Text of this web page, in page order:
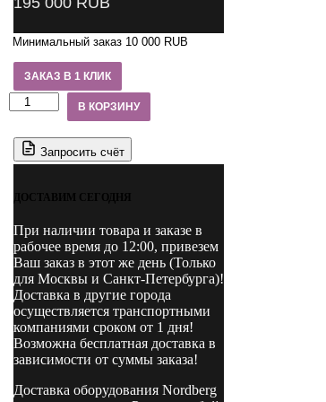
Минимальный заказ 10 000 RUB
ЗАКАЗ В 1 КЛИК
Количество
товара
4B
NORDBERG
автомобильный
с
верхней
синхронизацией
220В
H=3,6
м
В КОРЗИНУ
Запросить счёт
ДОСТАВИМ СЕГОДНЯ
При наличии товара и заказе в
рабочее время до 12:00, привезем
Ваш заказ в этот же день (Только
для Москвы и Санкт-Петербурга)!
Доставка в другие города
осуществляется транспортными
компаниями сроком от 1 дня!
Возможна бесплатная доставка в
зависимости от суммы заказа!
Доставка оборудования Nordberg